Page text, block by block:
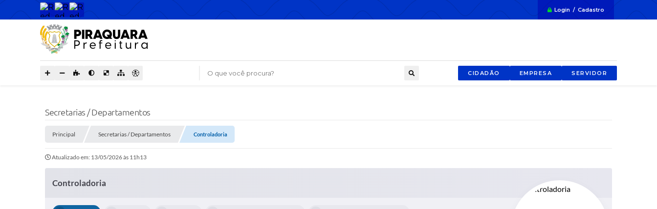
Login / Cadastro
O que você procura? CIDADÃO EMPRESA SERVIDOR
Secretarias / Departamentos
Principal Secretarias / Departamentos Controladoria
Atualizado em: 13/05/2026 às 11h13
Controladoria